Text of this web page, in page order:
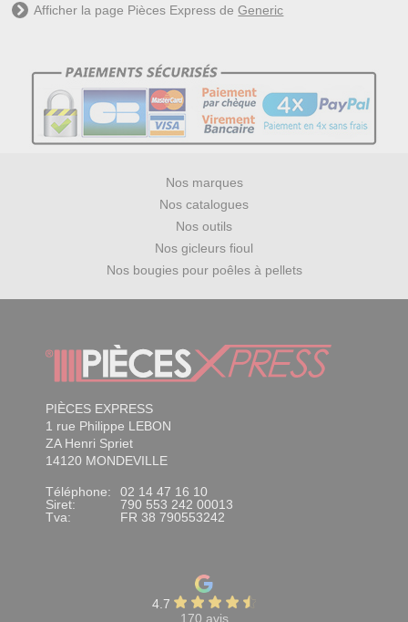
Afficher la page Pièces Express deGeneric
Nos marques
Nos catalogues
Nos outils
Nos gicleurs fioul
Nos bougies pour poêles à pellets
PIÈCES EXPRESS
1 rue Philippe LEBON
ZA Henri Spriet
14120 MONDEVILLE
Téléphone:
02 14 47 16 10
Siret:
790 553 242 00013
Tva:
FR 38 790553242
4.7
170 avis